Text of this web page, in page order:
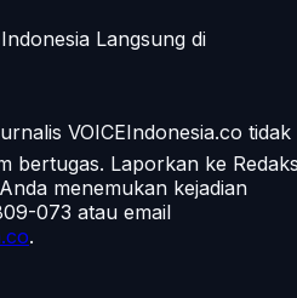
Langsung di
VOICEIndonesia.co tidak
bertugas. Laporkan ke
menemukan kejadian
073 atau email
.